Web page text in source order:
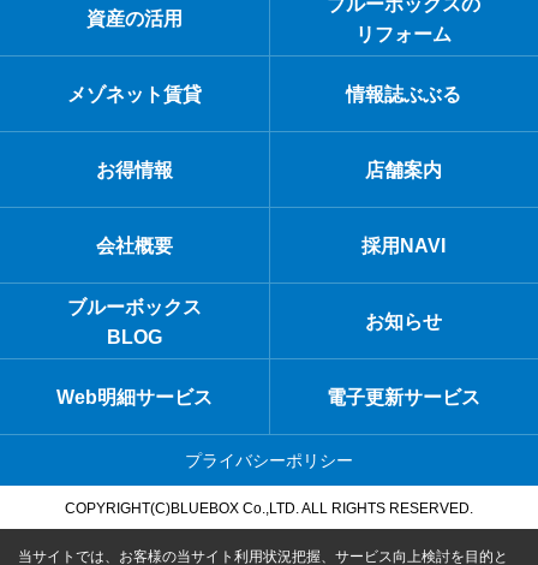
資産の活用
リフォーム
メゾネット賃貸 情報誌ぶぶる
お得情報 店舗案内
会社概要 採用NAVI
ブルーボックス
BLOG
お知らせ
Web明細サービス 電子更新サービス
プライバシーポリシー
COPYRIGHT(C)BLUEBOX Co.,LTD. ALL RIGHTS RESERVED.
当サイトでは、お客様の当サイト利用状況把握、サービス向上検討を目的と